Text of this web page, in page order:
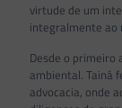
virtude de um
integralmente ao
Desde o primeiro
ambiental. Tainá
advocacia, onde